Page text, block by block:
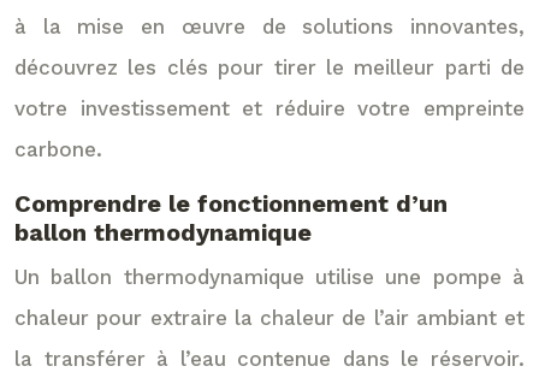
à la mise en œuvre de solutions innovantes,
découvrez les clés pour tirer le meilleur parti de
votre investissement et réduire votre empreinte
carbone.
Comprendre le fonctionnement d’un
ballon thermodynamique
Un ballon thermodynamique utilise une pompe à
chaleur pour extraire la chaleur de l’air ambiant et
la transférer à l’eau contenue dans le réservoir.